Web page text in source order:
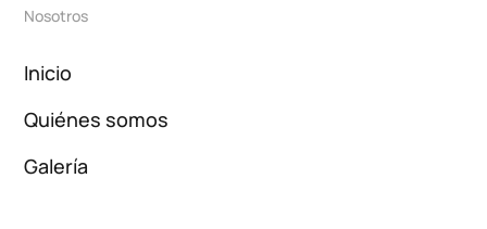
Nosotros
Inicio
Quiénes somos
Galería